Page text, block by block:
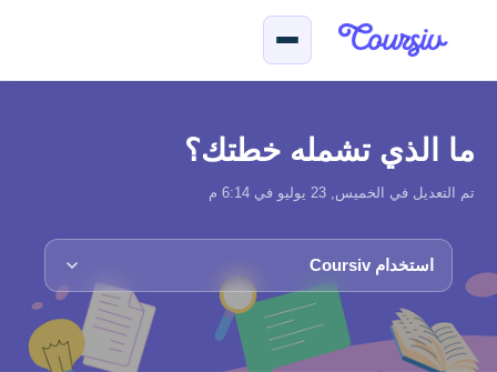
ما الذي تشمله خطتك؟
تم التعديل في الخميس, 23 يوليو في 6:14 م
استخدام Coursiv